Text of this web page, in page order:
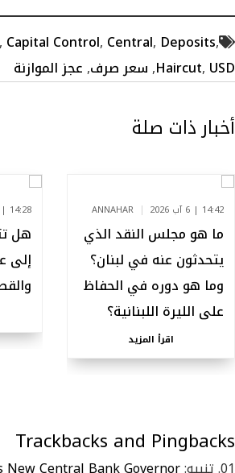
, Capital Control, Central, Deposits,
Haircut, USD
,سعر صرف,عجز الموازنة
أخبار ذات صلة
14:42 | 6 آب 2026 ANNAHAR
ما هو مجلس النقد الذي
يتحدثون عنه في لبنان؟
وما هو دوره في الحفاظ
على الليرة اللبنانية؟
اقرأ المزيد
14:28 | 3 آب 2026
هل
إلى
Trackbacks and Pingbacks